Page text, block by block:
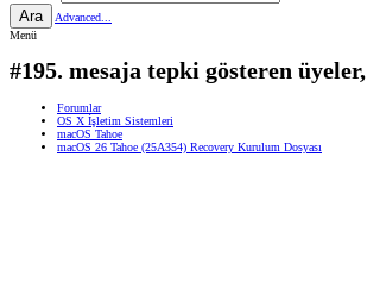
Ara
Advanced...
Menü
#195. mesaja tepki gösteren üyeler,
Forumlar
OS X İşletim Sistemleri
macOS Tahoe
macOS 26 Tahoe (25A354) Recovery Kurulum Dosyası